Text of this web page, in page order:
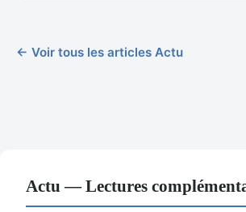
← Voir tous les articles Actu
Actu — Lectures